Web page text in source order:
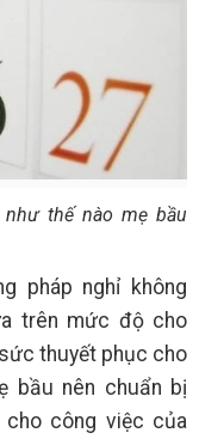
thế nào mẹ bầu
pháp nghỉ không
trên mức độ cho
thuyết phục cho
bầu nên chuẩn bị
cho công việc của